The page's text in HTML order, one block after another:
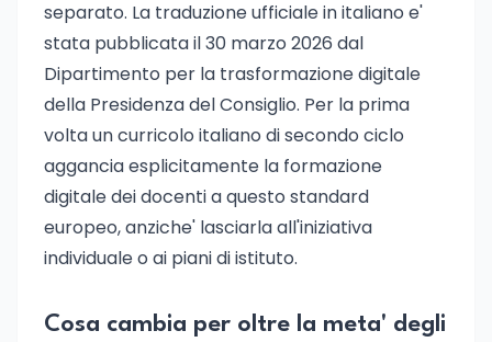
separato. La traduzione ufficiale in italiano e'
stata pubblicata il 30 marzo 2026 dal
Dipartimento per la trasformazione digitale
della Presidenza del Consiglio. Per la prima
volta un curricolo italiano di secondo ciclo
aggancia esplicitamente la formazione
digitale dei docenti a questo standard
europeo, anziche' lasciarla all'iniziativa
individuale o ai piani di istituto.
Cosa cambia per oltre la meta' degli